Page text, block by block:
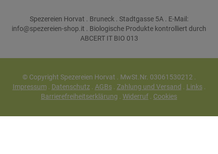
Spezereien Horvat . Bruneck . Stadtgasse 5A . E-Mail:
info@spezereien-shop.it . Biologische Produkte kontrolliert durch
ABCERT IT BIO 013
© Copyright Spezereien Horvat . MwSt.Nr. 03061530212 .
Impressum. Datenschutz. AGBs. Zahlung und Versand . Links.
Barrierefreiheitserklärung . Widerruf . Cookies